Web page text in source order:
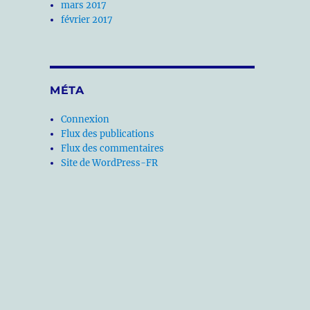
mars 2017
février 2017
MÉTA
Connexion
Flux des publications
Flux des commentaires
Site de WordPress-FR